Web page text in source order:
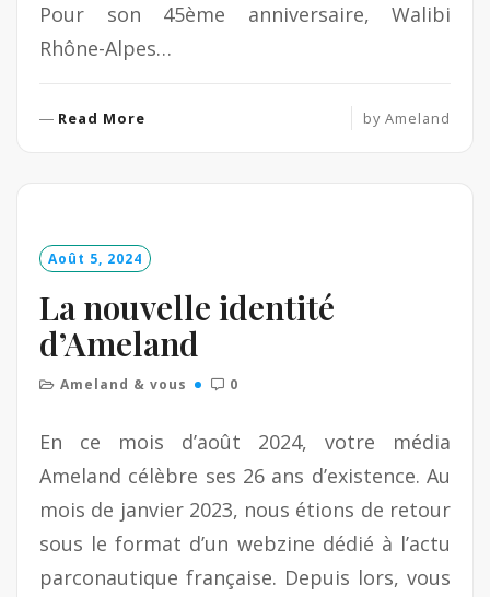
Pour son 45ème anniversaire, Walibi
Rhône-Alpes…
Read More
r
by Ameland
Août 5, 2024
La nouvelle identité
d’Ameland
Ameland & vous 0
En ce mois d’août 2024, votre média
Ameland célèbre ses 26 ans d’existence. Au
mois de janvier 2023, nous étions de retour
sous le format d’un webzine dédié à l’actu
parconautique française. Depuis lors, vous